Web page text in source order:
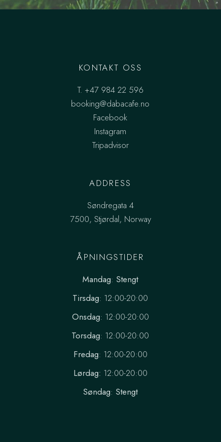
KONTAKT OSS
T. +47 984 22 596
booking@dabacafe.no
Facebook
Instagram
Tripadvisor
ADDRESS
Søndregata 4
7500, Stjørdal, Norway
ÅPNINGSTIDER
Mandag: Stengt
Tirsdag: 12:00-20:00
Onsdag: 12:00-20:00
Torsdag: 12:00-20:00
Fredag: 12:00-20:00
Lørdag: 12:00-20:00
Søndag: Stengt